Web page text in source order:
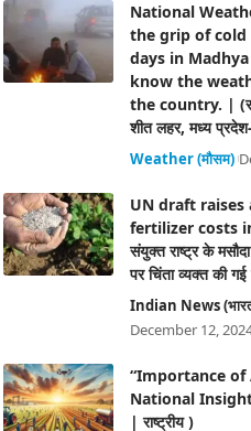
National
the grip of cold
days in
know the
the country. |
शीत लहर, मध्य
Weather (मौसम)
UN draft
fertilizer costs
संयुक्त राष्ट्र के
पर चिंता व्यक्त की
Indian News
December 12,
“Importance of
National
| राष्ट्रीय )